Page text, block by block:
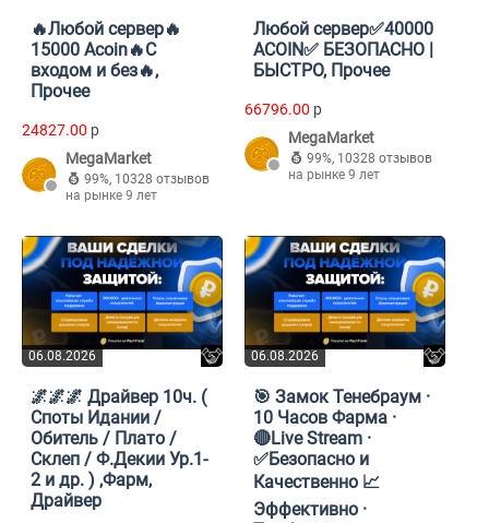
🔥Любой сервер🔥
15000 Acoin🔥С
входом и без🔥,
Прочее
24827.00 p
MegaMarket
99%, 10328 отзывов
на рынке 9 лет
Любой сервер✅40000
ACOIN✅ БЕЗОПАСНО |
БЫСТРО, Прочее
66796.00 p
MegaMarket
99%, 10328 отзывов
на рынке 9 лет
06.08.2026
🌌🌌🌌 Драйвер 10ч. (
Споты Идании /
Обитель / Плато /
Склеп / Ф.Декии Ур.1-
2 и др. ) ,Фарм,
Драйвер
06.08.2026
🎯 Замок Тенебраум ·
10 Часов Фарма ·
🔴Live Stream ·
✅Безопасно и
Качественно 📈
Эффективно ·